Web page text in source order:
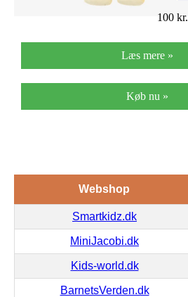
100 kr.
Læs mere »
Køb nu »
Webshop
Smartkidz.dk
MiniJacobi.dk
Kids-world.dk
BarnetsVerden.dk